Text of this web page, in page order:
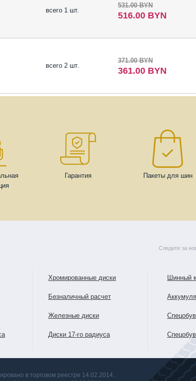
всего 1 шт.
531.00 BYN
516.00 BYN
всего 2 шт.
371.00 BYN
361.00 BYN
Гарантия Пакеты для шин
Следите за
Хромированные диски
Безналичный расчет
Железные диски
Диски 17-го радиуса
Шинный
в торговом реестре 14.02.2014.